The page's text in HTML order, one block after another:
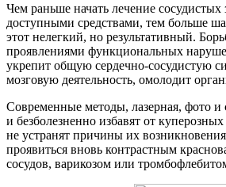
Чем раньше начать лечение сосудистых
доступными средствами, тем больше
этот нелегкий, но результативный.
проявлениями функциональных
укрепит общую сердечно-сосудистую
мозговую деятельность, омолодит
Современные методы, лазерная, фото и
и безболезненно избавят от
не устранят причины их
проявиться вновь контрастным
сосудов, варикозом или